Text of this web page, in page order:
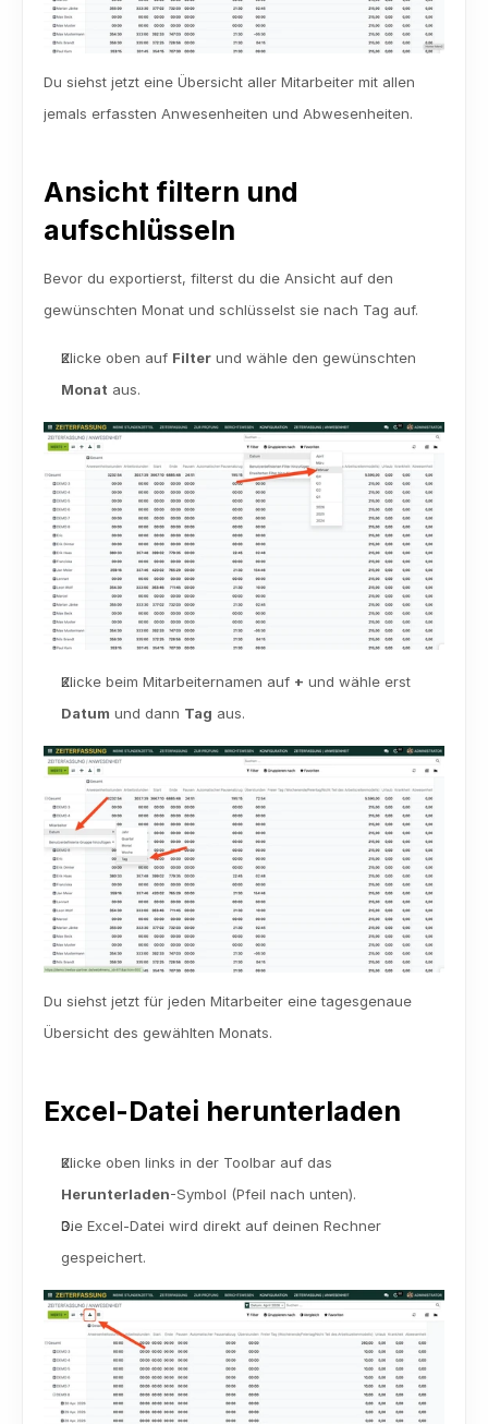
Du siehst jetzt eine Übersicht aller Mitarbeiter mit allen
jemals erfassten Anwesenheiten und Abwesenheiten.
Ansicht filtern und
aufschlüsseln
Bevor du exportierst, filterst du die Ansicht auf den
gewünschten Monat und schlüsselst sie nach Tag auf.
Klicke oben auf Filter
Monat aus.
Klicke beim Mitarbeiternamen auf +
Datum und dann Tag aus.
Du siehst jetzt für jeden Mitarbeiter eine tagesgenaue
Übersicht des gewählten Monats.
Excel-Datei herunterladen
Herunterladen-Symbol (Pfeil nach unten).
Die Excel-Datei wird direkt auf deinen Rechner
gespeichert.